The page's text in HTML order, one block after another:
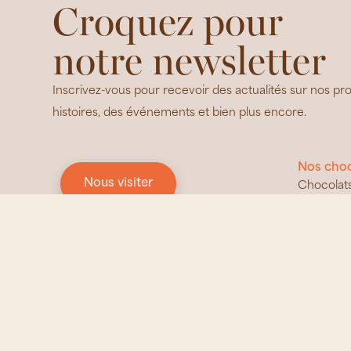
Croquez pour
notre newsletter
Inscrivez-vous pour recevoir des actualités sur nos
histoires, des événements et bien plus encore.
Nous visiter
Nos